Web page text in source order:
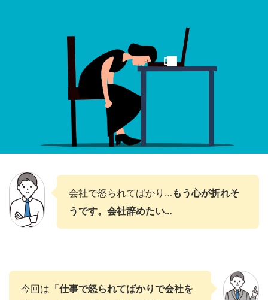
会社で怒られてばかり… もう心が折れそ
うです。会社辞めたい…
今回は 「仕事で怒られてばかりで会社を